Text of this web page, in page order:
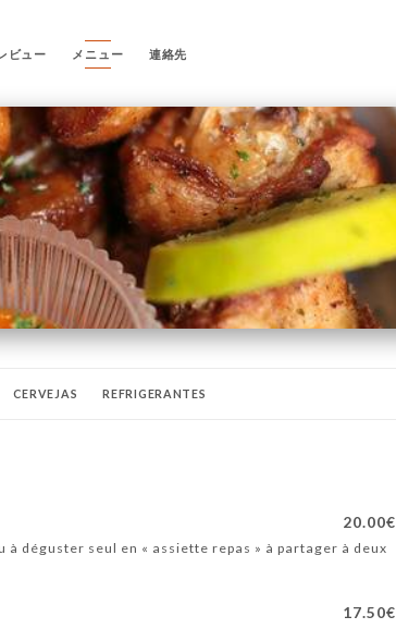
ビュー メニュー 連絡先
CERVEJAS REFRIGERANTES
20.00€
déguster seul en « assiette repas » à partager à deux
17.50€